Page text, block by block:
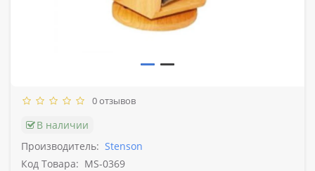
0 отзывов
В наличии
Производитель: Stenson
Код Товара: MS-0369